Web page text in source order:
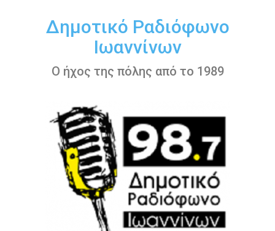
περιεχόμενοΔημοτικό Ραδιόφωνο
Ιωαννίνων
Ο ήχος της πόλης από το 1989